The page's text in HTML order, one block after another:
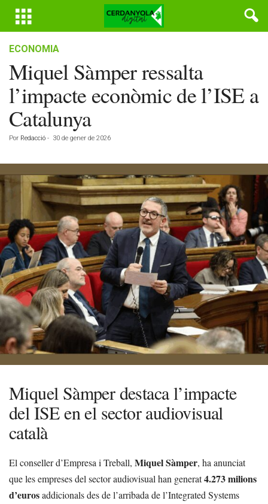
ECONOMIA
Miquel Sàmper ressalta
l’impacte econòmic de l’ISE a
Catalunya
Por Redacció - 30 de gener de 2026
Miquel Sàmper destaca l’impacte
del ISE en el sector audiovisual
català
El conseller d’Empresa i Treball, Miquel Sàmper, ha anunciat
que les empreses del sector audiovisual han generat4.273 milions
d’eurosaddicionals des de l’arribada de l’Integrated Systems